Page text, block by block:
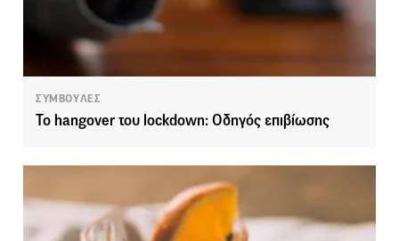
ΣΥΜΒΟΥΛΕΣ
Το hangover του lockdown: Οδηγός επιβίωσης